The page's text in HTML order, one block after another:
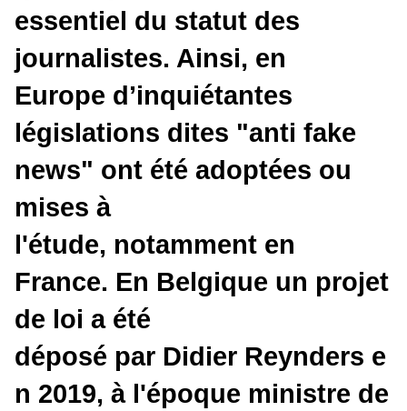
essentiel du statut des
journalistes. Ainsi, en
Europe d’inquiétantes
législations dites "anti fake
news" ont été adoptées ou
mises à
l'étude, notamment en
France. En Belgique un projet
de loi a été
déposé par Didier Reynders e
n 2019, à l'époque ministre de